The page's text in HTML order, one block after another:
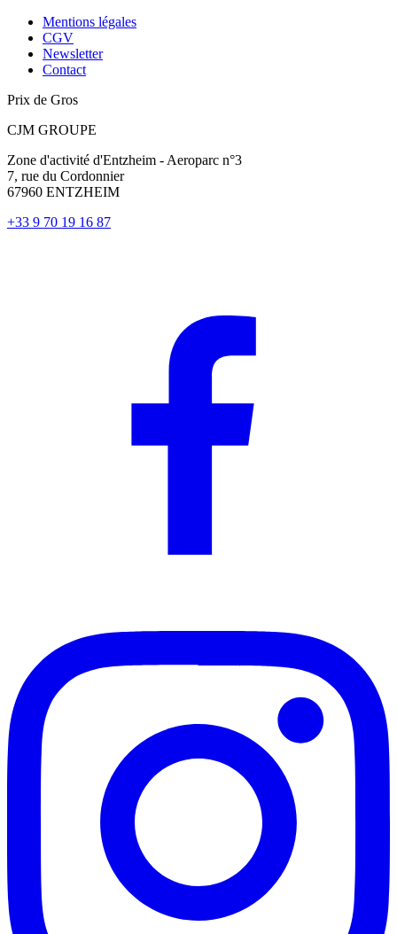
Mentions légales
CGV
Newsletter
Contact
Prix de Gros
CJM GROUPE
Zone d'activité d'Entzheim - Aeroparc n°3
7, rue du Cordonnier
67960 ENTZHEIM
+33 9 70 19 16 87